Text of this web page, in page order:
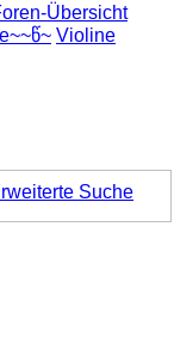
Übersicht
Violine
Suche